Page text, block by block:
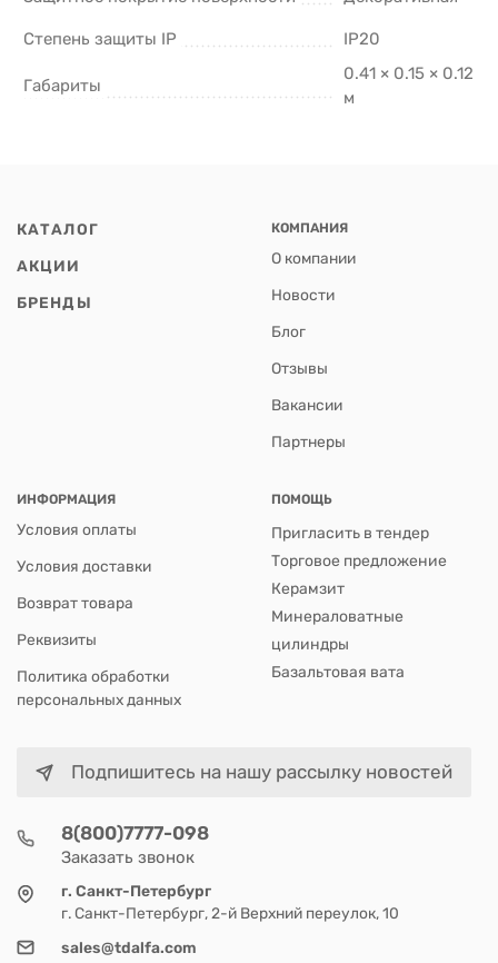
Степень защиты IP IP20
Габариты
0.41 × 0.15 × 0.12
м
КАТАЛОГ
АКЦИИ
БРЕНДЫ
КОМПАНИЯ
О компании
Новости
Блог
Отзывы
Вакансии
Партнеры
ИНФОРМАЦИЯ
Условия оплаты
Условия доставки
Возврат товара
Реквизиты
Политика обработки
персональных данных
ПОМОЩЬ
Пригласить в тендер
Торговое предложение
Керамзит
Минераловатные
цилиндры
Базальтовая вата
Подпишитесь на нашу рассылку новостей
8(800)7777-098
Заказать звонок
г. Санкт-Петербург
г. Санкт-Петербург, 2-й Верхний переулок, 10
sales@tdalfa.com